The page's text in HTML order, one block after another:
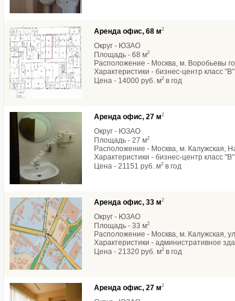
Аренда офис, 68 м2
Округ - ЮЗАО
Площадь - 68 м2
Расположение - Москва, м. Воробьевы
Характеристики - бизнес-центр класс "В"
Цена - 14000 руб. м2 в год
Аренда офис, 27 м2
Округ - ЮЗАО
Площадь - 27 м2
Расположение - Москва, м. Калужская,
Характеристики - бизнес-центр класс "В"
Цена - 21151 руб. м2 в год
Аренда офис, 33 м2
Округ - ЮЗАО
Площадь - 33 м2
Расположение - Москва, м. Калужская,
Характеристики - административное
Цена - 21320 руб. м2 в год
Аренда офис, 27 м2